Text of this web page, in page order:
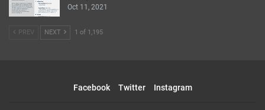
Oct 11, 2021
PREV NEXT 1 of 1,195
Facebook Twitter Instagram